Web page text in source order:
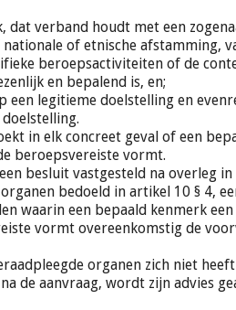
dat verband houdt met een
of etnische afstamming,
beroepsactiviteiten of de
en bepalend is, en;
een legitieme doelstelling en
in elk concreet geval of een
beroepsvereiste vormt.
besluit vastgesteld na overleg
bedoeld in artikel 10 § 4,
waarin een bepaald kenmerk
vormt overeenkomstig de
organen zich niet
de aanvraag, wordt zijn advies